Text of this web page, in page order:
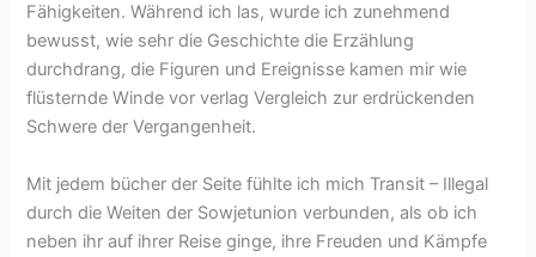
Fähigkeiten. Während ich las, wurde ich zunehmend
bewusst, wie sehr die Geschichte die Erzählung
durchdrang, die Figuren und Ereignisse kamen mir wie
flüsternde Winde vor verlag Vergleich zur erdrückenden
Schwere der Vergangenheit.
Mit jedem bücher der Seite fühlte ich mich Transit – Illegal
durch die Weiten der Sowjetunion verbunden, als ob ich
neben ihr auf ihrer Reise ginge, ihre Freuden und Kämpfe